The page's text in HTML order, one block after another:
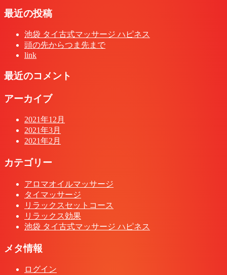
最近の投稿
池袋 タイ古式マッサージ ハピネス
頭の先からつま先まで
link
最近のコメント
アーカイブ
2021年12月
2021年3月
2021年2月
カテゴリー
アロマオイルマッサージ
タイマッサージ
リラックスセットコース
リラックス効果
池袋 タイ古式マッサージ ハピネス
メタ情報
ログイン